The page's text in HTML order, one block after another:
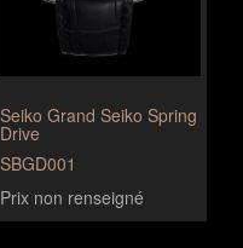
Seiko Grand Seiko Spring
Drive
SBGD001
Prix non renseigné